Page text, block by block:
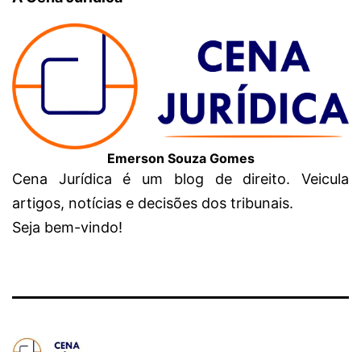
Emerson Souza Gomes
Cena Jurídica é um blog de direito. Veicula
artigos, notícias e decisões dos tribunais.
Seja bem-vindo!